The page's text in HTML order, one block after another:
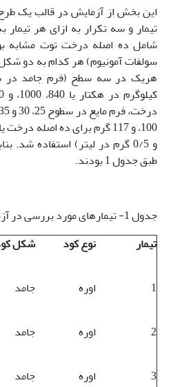
این بخش از آزمایش در قالب یک
تیمار و سه تکرار به ازای هر تیمار
شامل ده اصله درخت توت مشابه
سولفات آمونیوم) هر کدام به دو
و 0/5 گرم در لیتر) استفاده شد.
طبق جدول 1 بودند.
جدول 1- تیمارهای مورد بررسی در آزمایش
تیمار
نوع کود شکل
1
اوره جامد
2
اوره جامد
3
اوره جامد